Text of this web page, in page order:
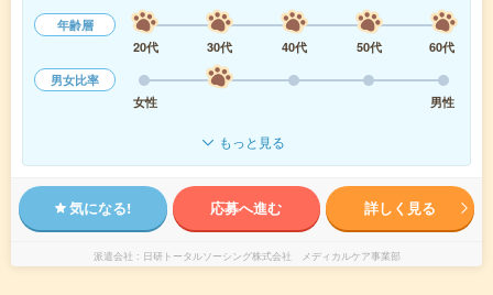
年齢層
20代
30代 40代 50代
60代
男女比率
女性
男性
もっと見る
気になる! 応募へ進む 詳しく見る
派遣会社 日研トータルソーシング株式会社 メディカルケア事業部